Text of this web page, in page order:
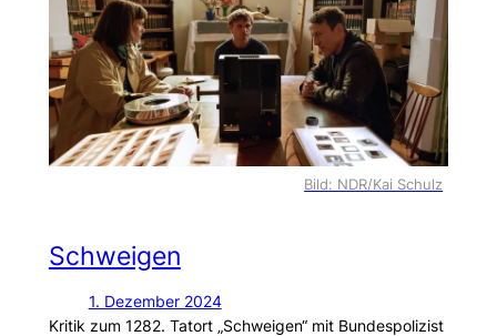
Bild: NDR/Kai Schulz
Schweigen
1. Dezember 2024
Kritik zum 1282. Tatort „Schweigen“ mit Bundespolizist